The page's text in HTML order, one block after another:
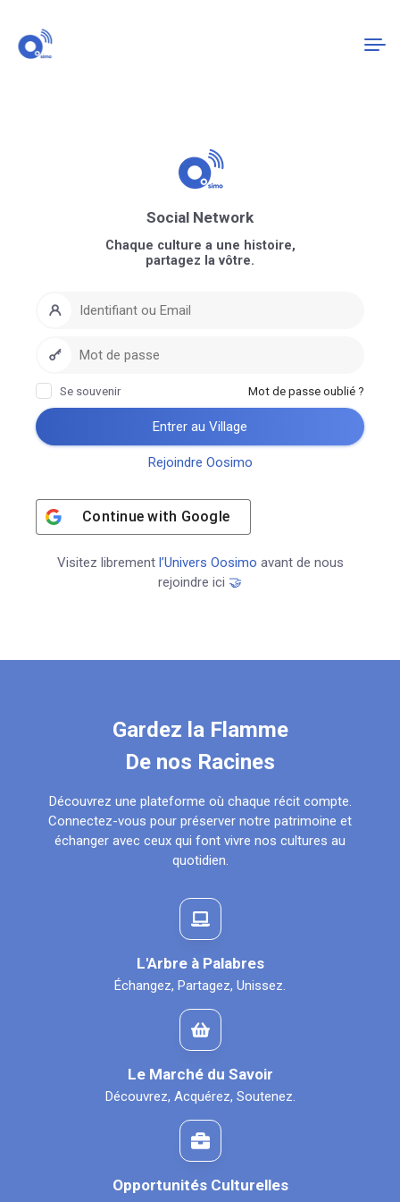
Gardez la Flamme
De nos Racines
Découvrez une plateforme où chaque récit compte.
Connectez-vous pour préserver notre patrimoine et
échanger avec ceux qui font vivre nos cultures au
quotidien.
L'Arbre à Palabres
Échangez, Partagez, Unissez.
Le Marché du Savoir
Découvrez, Acquérez, Soutenez.
Opportunités Culturelles
Social Network
Chaque culture a une histoire,
partagez la vôtre.
Se souvenir Mot de passe oublié ?
Entrer au Village
Rejoindre Oosimo
Continue with Google
Visitez librement l’Univers Oosimo avant de nous
rejoindre ici 🤝